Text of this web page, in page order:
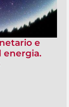
e
energia.